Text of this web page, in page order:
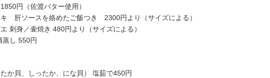
円（佐渡バター使用）
キ 肝ソースを絡めたご飯つき 2300円より（サイズによる）
刺身／壷焼き 480円より（サイズによる）
蒸し 550円
か貝、しったか、にな貝） 塩茹で450円